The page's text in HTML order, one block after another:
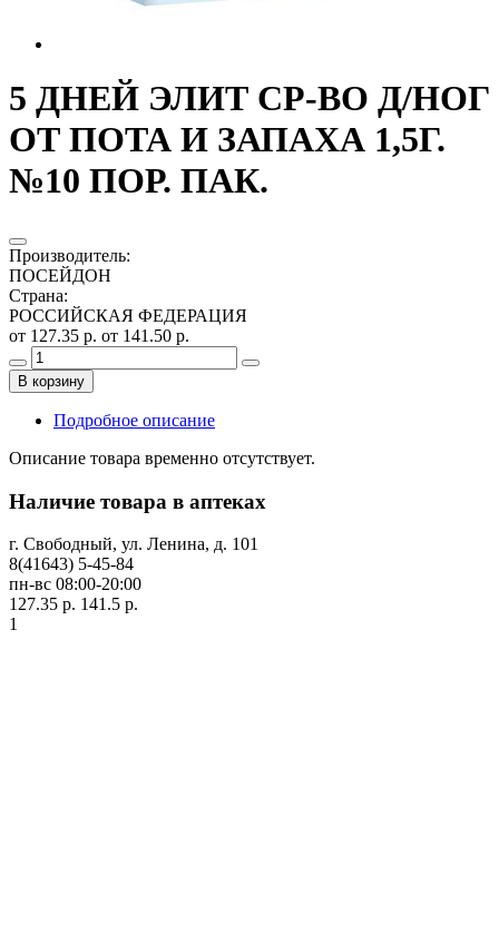
5 ДНЕЙ ЭЛИТ СР-ВО Д/НОГ
ОТ ПОТА И ЗАПАХА 1,5Г.
№10 ПОР. ПАК.
Производитель:
ПОСЕЙДОН
Страна:
РОССИЙСКАЯ ФЕДЕРАЦИЯ
от 127.35 р. от 141.50 р.
В корзину
Подробное описание
Описание товара временно отсутствует.
Наличие товара в аптеках
г. Свободный, ул. Ленина, д. 101
8(41643) 5-45-84
пн-вс 08:00-20:00
127.35 р. 141.5 р.
1